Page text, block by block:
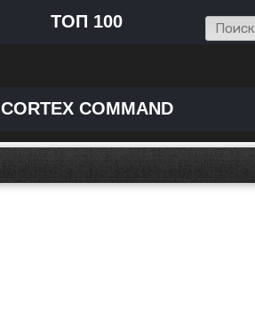
ТОП 100
CORTEX COMMAND